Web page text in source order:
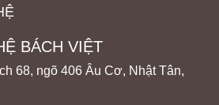
BÁCH VIỆT
68, ngõ 406 Âu Cơ, Nhật Tân,